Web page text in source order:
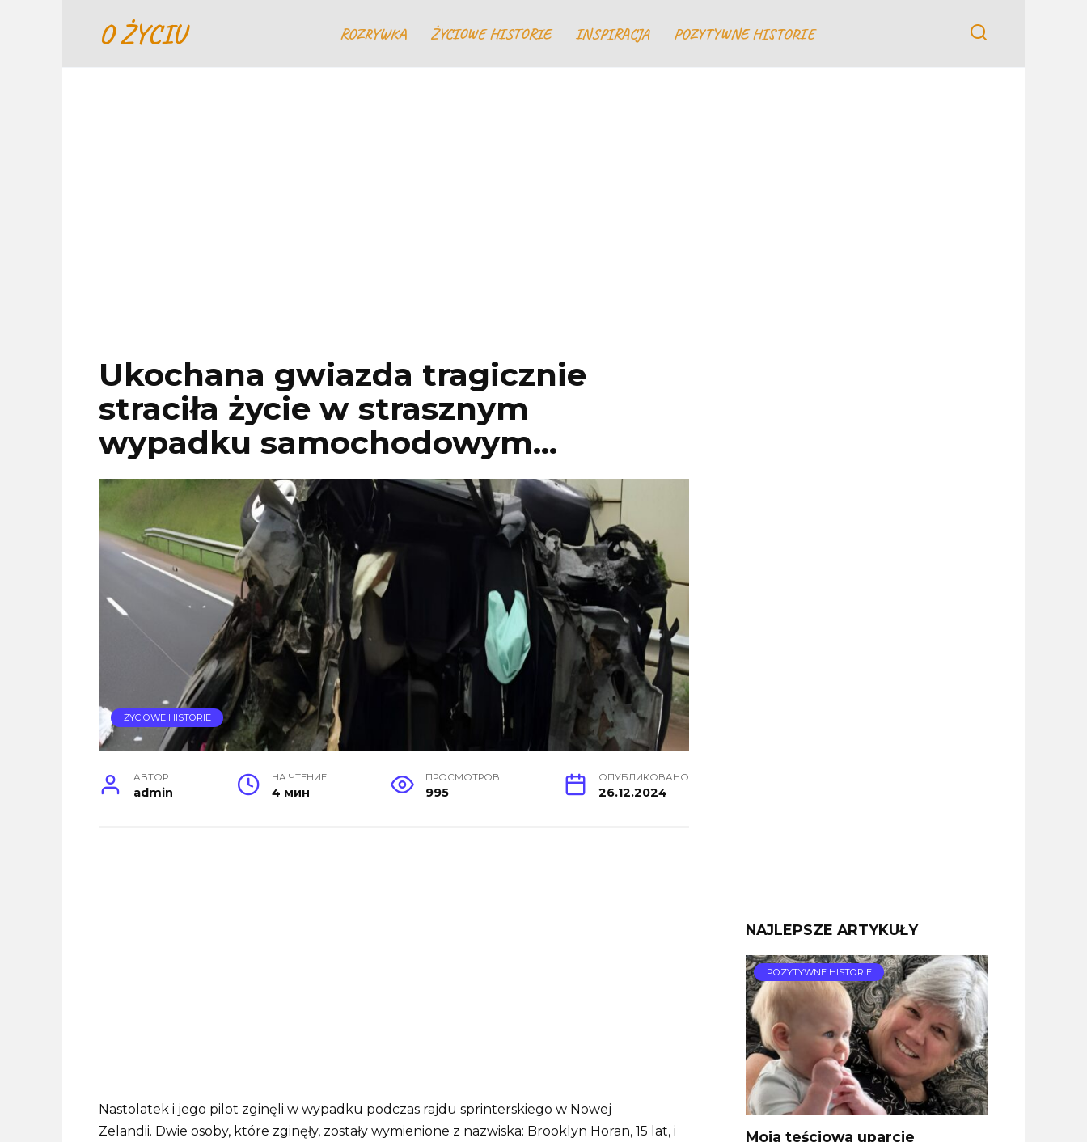
O ŻYCIU ROZRYWKA ŻYCIOWE HISTORIE INSPIRACJA POZYTYWNE HISTORIE
Ukochana gwiazda tragicznie
straciła życie w strasznym
wypadku samochodowym…
ŻYCIOWE HISTORIE
АВТОР
admin
НА ЧТЕНИЕ
4 мин
ПРОСМОТРОВ
995
ОПУБЛИКОВАНО
26.12.2024
Nastolatek i jego pilot zginęli w wypadku podczas rajdu sprinterskiego w Nowej
Zelandii. Dwie osoby, które zginęły, zostały wymienione z nazwiska: Brooklyn Horan, 15 lat, i
NAJLEPSZE ARTYKUŁY
POZYTYWNE HISTORIE
Moja teściowa uparcie